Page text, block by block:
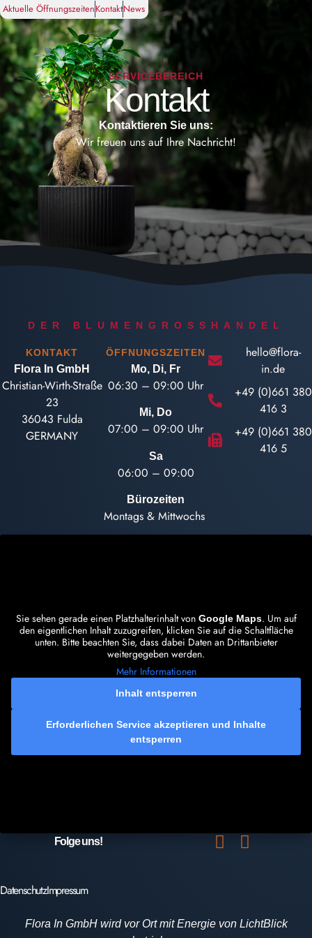
Aktuelle ÖffnungszeitenKontaktNews
SERVICEBEREICH
Kontakt
Kontaktieren Sie uns:
Wir freuen uns auf Ihre Nachricht!
DER BLUMENGROSSHANDEL
KONTAKT
Flora In GmbH
Christian-Wirth-Straße
23
36043 Fulda
GERMANY
ÖFFNUNGSZEITEN
Mo, Di, Fr
06:30 – 09:00 Uhr
Mi, Do
07:00 – 09:00 Uhr
Sa
06:00 – 09:00
Bürozeiten
Montags & Mittwochs
hello@flora-
in.de
+49 (0)661 380
416 3
+49 (0)661 380
416 5
Sie sehen gerade einen Platzhalterinhalt von Google Maps. Um auf
den eigentlichen Inhalt zuzugreifen, klicken Sie auf die Schaltfläche
unten. Bitte beachten Sie, dass dabei Daten an Drittanbieter
weitergegeben werden.
Mehr Informationen
Inhalt entsperren
Erforderlichen Service akzeptieren und Inhalte
entsperren
Folge uns!
DatenschutzImpressum
Flora In GmbH wird vor Ort mit Energie von LichtBlick